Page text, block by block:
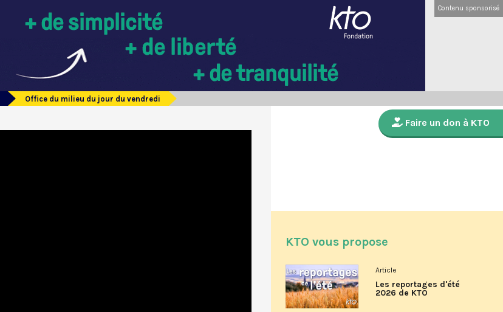
Contenu sponsorisé
Office du milieu du jour du vendredi
Faire un don à KTO
KTO vous propose
Article
Les reportages d'été
2026 de KTO